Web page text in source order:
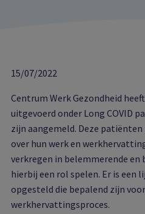
15/07/2022
Centrum Werk Gezondheid
uitgevoerd onder Long COVID
zijn aangemeld. Deze
over hun werk en
verkregen in belemmerende en
hierbij een rol spelen. Er is een
opgesteld die bepalend zijn
werkhervattingsproces.